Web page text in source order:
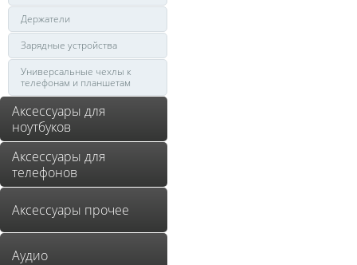
Держатели
Зарядные устройства
Универсальные чехлы к
телефонам и планшетам
Аксессуары для
ноутбуков
Аксессуары для
телефонов
Аксессуары прочее
Аудио